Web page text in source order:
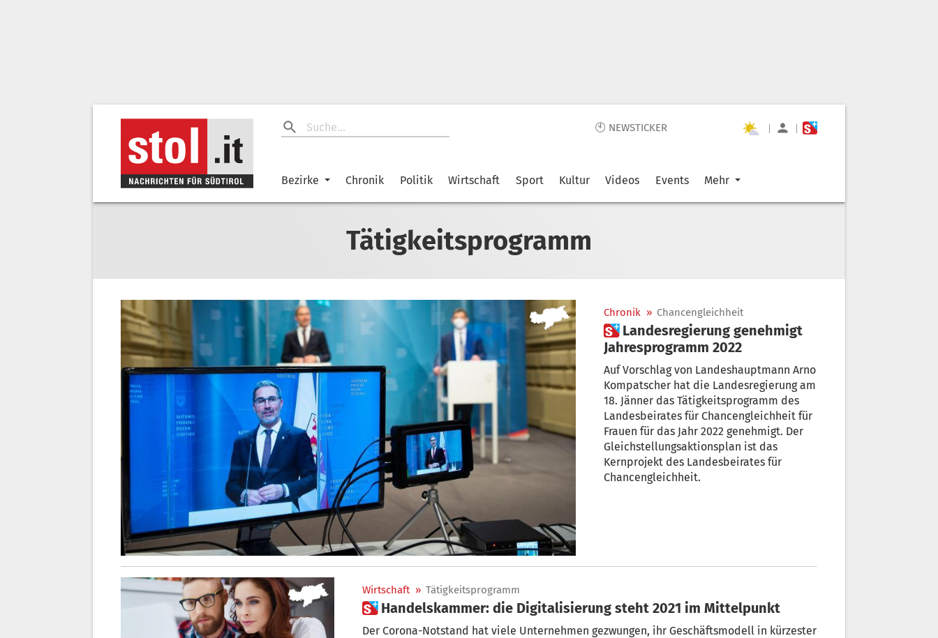
🕙 NEWSTICKER | |
Bezirke Chronik Politik Wirtschaft Sport Kultur Videos Events Mehr
Tätigkeitsprogramm
Chronik » Chancengleichheit
 Landesregierung genehmigt
Jahresprogramm 2022
Auf Vorschlag von Landeshauptmann Arno
Kompatscher hat die Landesregierung am
18. Jänner das Tätigkeitsprogramm des
Landesbeirates für Chancengleichheit für
Frauen für das Jahr 2022 genehmigt. Der
Gleichstellungsaktionsplan ist das
Kernprojekt des Landesbeirates für
Chancengleichheit.
Wirtschaft » Tätigkeitsprogramm
 Handelskammer: die Digitalisierung steht 2021 im Mittelpunkt
Der Corona-Notstand hat viele Unternehmen gezwungen, ihr Geschäftsmodell in kürzester